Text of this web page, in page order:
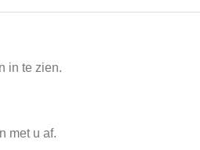
in te zien.
met u af.